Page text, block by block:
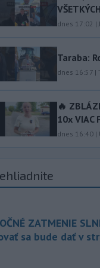
dnes 17:02 |
Taraba:
dnes 16:57 |
🔥
10x VIAC
dnes 16:40 |
ZATMENIE
sa bude dať v